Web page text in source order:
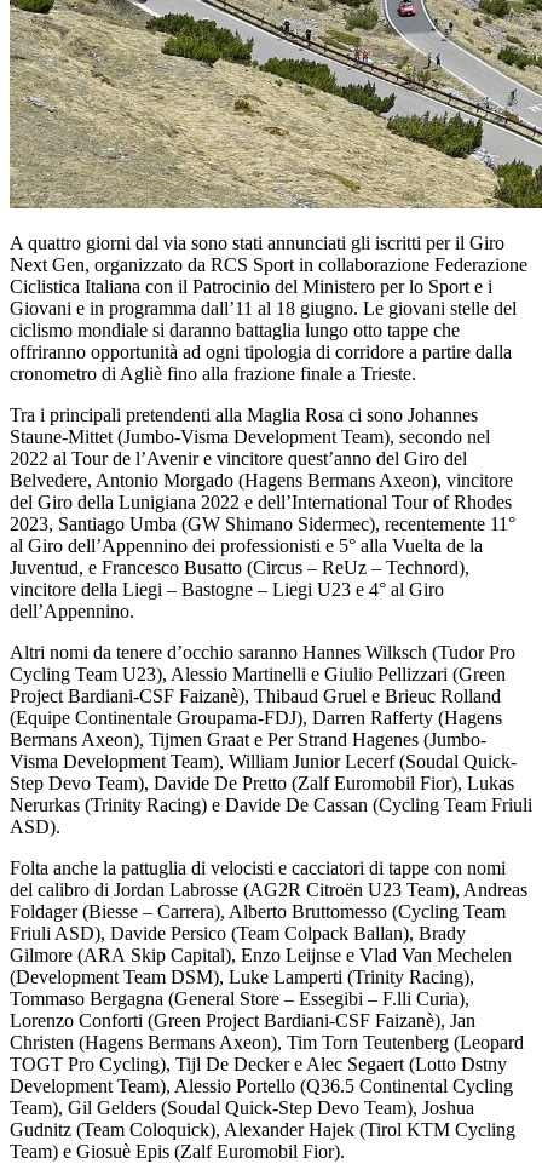
A quattro giorni dal via sono stati annunciati gli iscritti per il Giro
Next Gen, organizzato da RCS Sport in collaborazione Federazione
Ciclistica Italiana con il Patrocinio del Ministero per lo Sport e i
Giovani e in programma dall’11 al 18 giugno. Le giovani stelle del
ciclismo mondiale si daranno battaglia lungo otto tappe che
offriranno opportunità ad ogni tipologia di corridore a partire dalla
cronometro di Agliè fino alla frazione finale a Trieste.
Tra i principali pretendenti alla Maglia Rosa ci sono Johannes
Staune-Mittet (Jumbo-Visma Development Team), secondo nel
2022 al Tour de l’Avenir e vincitore quest’anno del Giro del
Belvedere, Antonio Morgado (Hagens Bermans Axeon), vincitore
del Giro della Lunigiana 2022 e dell’International Tour of Rhodes
2023, Santiago Umba (GW Shimano Sidermec), recentemente 11°
al Giro dell’Appennino dei professionisti e 5° alla Vuelta de la
Juventud, e Francesco Busatto (Circus – ReUz – Technord),
vincitore della Liegi – Bastogne – Liegi U23 e 4° al Giro
dell’Appennino.
Altri nomi da tenere d’occhio saranno Hannes Wilksch (Tudor Pro
Cycling Team U23), Alessio Martinelli e Giulio Pellizzari (Green
Project Bardiani-CSF Faizanè), Thibaud Gruel e Brieuc Rolland
(Equipe Continentale Groupama-FDJ), Darren Rafferty (Hagens
Bermans Axeon), Tijmen Graat e Per Strand Hagenes (Jumbo-
Visma Development Team), William Junior Lecerf (Soudal Quick-
Step Devo Team), Davide De Pretto (Zalf Euromobil Fior), Lukas
Nerurkas (Trinity Racing) e Davide De Cassan (Cycling Team Friuli
ASD).
Folta anche la pattuglia di velocisti e cacciatori di tappe con nomi
del calibro di Jordan Labrosse (AG2R Citroën U23 Team), Andreas
Foldager (Biesse – Carrera), Alberto Bruttomesso (Cycling Team
Friuli ASD), Davide Persico (Team Colpack Ballan), Brady
Gilmore (ARA Skip Capital), Enzo Leijnse e Vlad Van Mechelen
(Development Team DSM), Luke Lamperti (Trinity Racing),
Tommaso Bergagna (General Store – Essegibi – F.lli Curia),
Lorenzo Conforti (Green Project Bardiani-CSF Faizanè), Jan
Christen (Hagens Bermans Axeon), Tim Torn Teutenberg (Leopard
TOGT Pro Cycling), Tijl De Decker e Alec Segaert (Lotto Dstny
Development Team), Alessio Portello (Q36.5 Continental Cycling
Team), Gil Gelders (Soudal Quick-Step Devo Team), Joshua
Gudnitz (Team Coloquick), Alexander Hajek (Tirol KTM Cycling
Team) e Giosuè Epis (Zalf Euromobil Fior).